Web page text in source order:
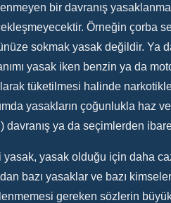
bir davranış
Örneğin çorba
sokmak yasak değildir. Ya
yasak iken benzin ya da
tüketilmesi halinde
yasakların çoğunlukla haz
davranış ya da seçimlerden
yasak, yasak olduğu için daha
bazı yasaklar ve bazı
gereken sözlerin